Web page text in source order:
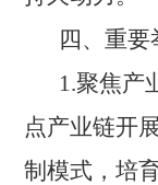
四、重要
1.聚焦产
点产业链开
制模式，培